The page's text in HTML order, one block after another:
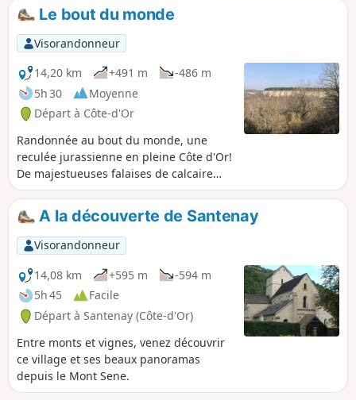
Le bout du monde
Visorandonneur
14,20 km
+491 m
-486 m
5h 30
Moyenne
Départ à Côte-d'Or
Randonnée au bout du monde, une
reculée jurassienne en pleine Côte d'Or!
De majestueuses falaises de calcaire
creusées petit à petit par la Cozanne.
Parcours en sous bois et en bord de
falaises.(pas de danger réel tant que
l'on reste sur le chemin)
A la découverte de Santenay
Visorandonneur
14,08 km
+595 m
-594 m
5h 45
Facile
Départ à Santenay (Côte-d'Or)
Entre monts et vignes, venez découvrir
ce village et ses beaux panoramas
depuis le Mont Sene.